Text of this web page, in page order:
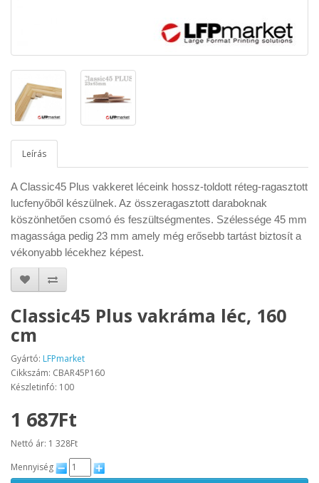
Leírás
A Classic45 Plus vakkeret léceink hossz-toldott réteg-ragasztott
lucfenyőből készülnek. Az összeragasztott daraboknak
köszönhetően csomó és feszültségmentes. Szélessége 45 mm
magassága pedig 23 mm amely még erősebb tartást biztosít a
vékonyabb lécekhez képest.
Classic45 Plus vakráma léc, 160
cm
Gyártó: LFPmarket
Cikkszám: CBAR45P160
Készletinfó: 100
1 687Ft
Nettó ár: 1 328Ft
Mennyiség